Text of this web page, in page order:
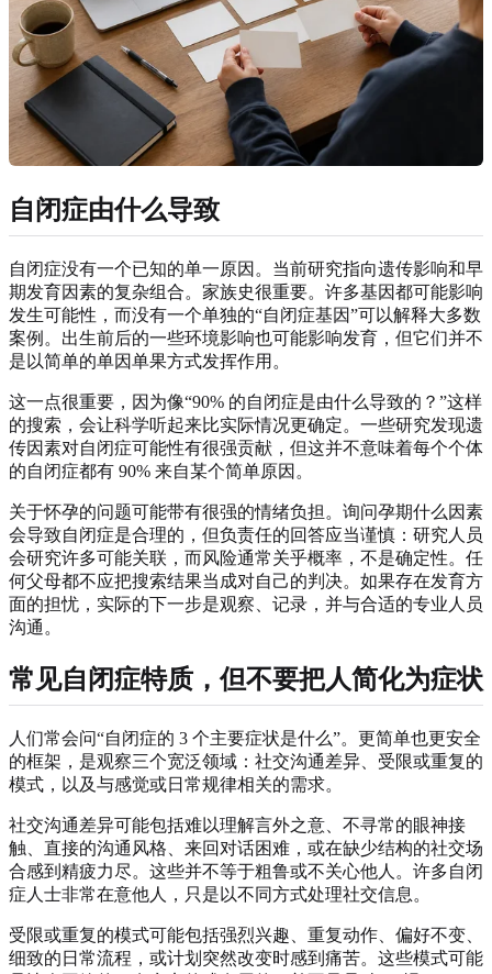
自闭症由什么导致
自闭症没有一个已知的单一原因。当前研究指向遗传影响和早
期发育因素的复杂组合。家族史很重要。许多基因都可能影响
发生可能性，而没有一个单独的“自闭症基因”可以解释大多数
案例。出生前后的一些环境影响也可能影响发育，但它们并不
是以简单的单因单果方式发挥作用。
这一点很重要，因为像“90% 的自闭症是由什么导致的？”这样
的搜索，会让科学听起来比实际情况更确定。一些研究发现遗
传因素对自闭症可能性有很强贡献，但这并不意味着每个个体
的自闭症都有 90% 来自某个简单原因。
关于怀孕的问题可能带有很强的情绪负担。询问孕期什么因素
会导致自闭症是合理的，但负责任的回答应当谨慎：研究人员
会研究许多可能关联，而风险通常关乎概率，不是确定性。任
何父母都不应把搜索结果当成对自己的判决。如果存在发育方
面的担忧，实际的下一步是观察、记录，并与合适的专业人员
沟通。
常见自闭症特质，但不要把人简化为症状
人们常会问“自闭症的 3 个主要症状是什么”。更简单也更安全
的框架，是观察三个宽泛领域：社交沟通差异、受限或重复的
模式，以及与感觉或日常规律相关的需求。
社交沟通差异可能包括难以理解言外之意、不寻常的眼神接
触、直接的沟通风格、来回对话困难，或在缺少结构的社交场
合感到精疲力尽。这些并不等于粗鲁或不关心他人。许多自闭
症人士非常在意他人，只是以不同方式处理社交信息。
受限或重复的模式可能包括强烈兴趣、重复动作、偏好不变、
细致的日常流程，或计划突然改变时感到痛苦。这些模式可能